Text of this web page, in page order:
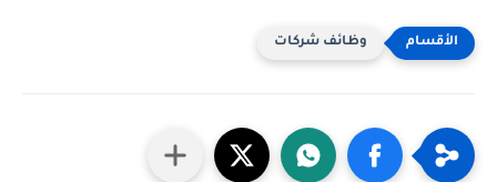
وظائف شركات